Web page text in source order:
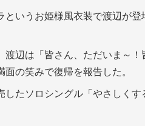
いうお姫様風衣装で渡辺が
辺は「皆さん、ただいま～！
の笑みで復帰を報告した。
したソロシングル「やさしく